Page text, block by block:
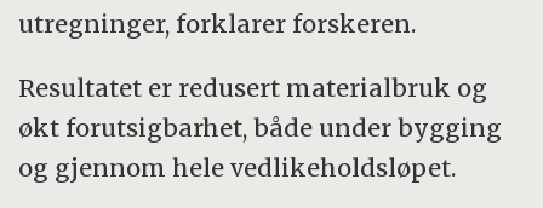
utregninger, forklarer forskeren.
Resultatet er redusert materialbruk og
økt forutsigbarhet, både under bygging
og gjennom hele vedlikeholdsløpet.